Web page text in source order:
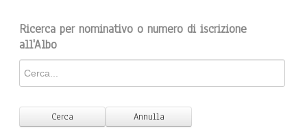
Ricerca per nominativo o numero di iscrizione
all'Albo